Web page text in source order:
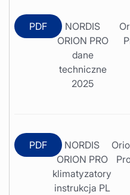
PDF
NORDIS
ORION PRO
dane
techniczne
2025
PDF
NORDIS
ORION PRO
klimatyzatory
instrukcja PL